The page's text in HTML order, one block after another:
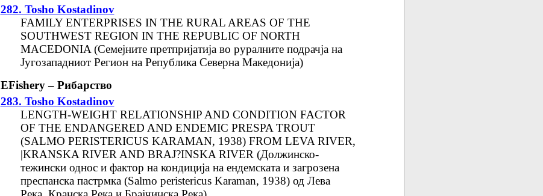
282. Tosho Kostadinov
FAMILY ENTERPRISES IN THE RURAL AREAS OF THE
SOUTHWEST REGION IN THE REPUBLIC OF NORTH
MACEDONIA (Семејните претпријатија во руралните подрачја на
Jугозападниот Регион на Република Северна Македонија)
EFishery – Рибарство
283. Tosho Kostadinov
LENGTH-WEIGHT RELATIONSHIP AND CONDITION FACTOR
OF THE ENDANGERED AND ENDEMIC PRESPA TROUT
(SALMO PERISTERICUS KARAMAN, 1938) FROM LEVA RIVER,
|KRANSKA RIVER AND BRAJ?INSKA RIVER (Должинско-
тежински однос и фактор на кондиција на ендемската и загрозена
преспанска пастрмка (Salmo peristericus Karaman, 1938) од Лева